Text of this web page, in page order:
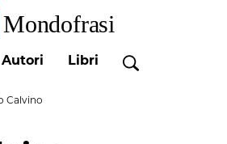
Mondofrasi
Autori Libri
Calvino